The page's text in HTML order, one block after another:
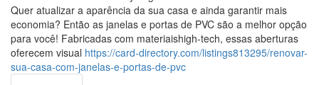
Quer atualizar a aparência da sua casa e ainda garantir mais
economia? Então as janelas e portas de PVC são a melhor opção
para você! Fabricadas com materiaishigh-tech, essas aberturas
oferecem visual https://card-directory.com/listings813295/renovar-
sua-casa-com-janelas-e-portas-de-pvc